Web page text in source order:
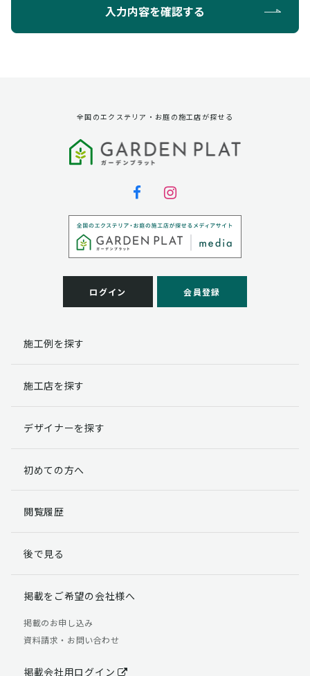
第三者への提供
弊社は法律で定められている場合を除いて、お客様の個
個人情報の取扱い業務の委託
弊社は事業運営上、お客様により良いサービスを提供す
るために業務の一部を外部に委託しており、業務委託先
客様には、貴殿の個人情報の利用目的の通知、開示、訂
理・機密保持などによりお客様の個人情報の漏洩防止に
個人情報提出の任意性
す。
らかじめご了承ください。
個人情報の開示請求について
る権利があります。
「個人情報の取り扱いについて」
【お問合せ先】 個人情報問合せ窓口
TEL：03-5411-7891（平日9:00 ～ 18:00）
入力内容を確認する
全国のエクステリア・お庭の施工店が探せる
ログイン 会員登録
施工例を探す
施工店を探す
デザイナーを探す
初めての方へ
閲覧履歴
後で見る
掲載をご希望の会社様へ
掲載のお申し込み
資料請求・お問い合わせ
掲載会社用ログイン